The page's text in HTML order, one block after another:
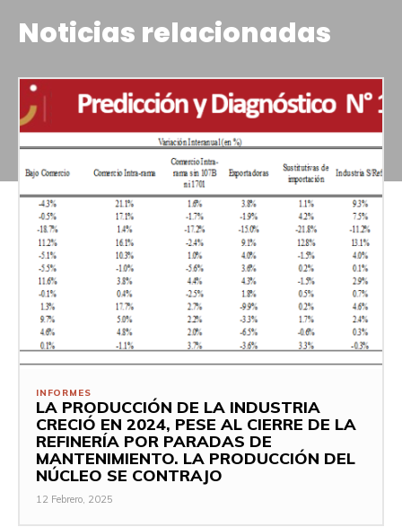
Noticias relacionadas
INFORMES
LA PRODUCCIÓN DE LA INDUSTRIA
CRECIÓ EN 2024, PESE AL CIERRE DE LA
REFINERÍA POR PARADAS DE
MANTENIMIENTO. LA PRODUCCIÓN DEL
NÚCLEO SE CONTRAJO
12 Febrero, 2025